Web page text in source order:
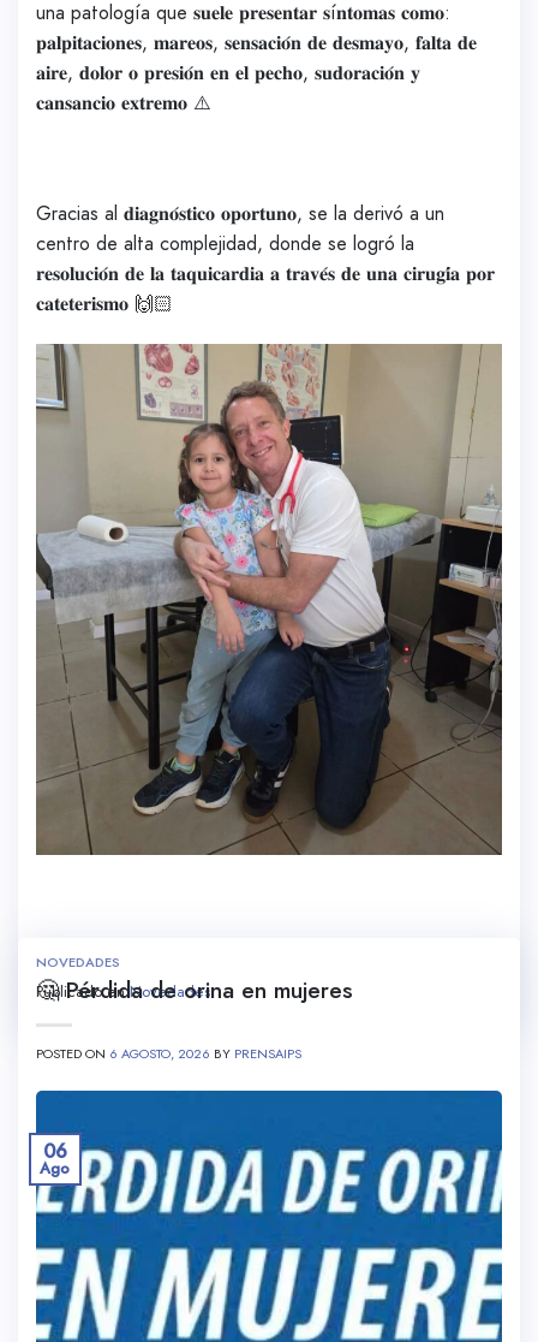
una patología que 𝐬𝐮𝐞𝐥𝐞 𝐩𝐫𝐞𝐬𝐞𝐧𝐭𝐚𝐫 𝐬í𝐧𝐭𝐨𝐦𝐚𝐬 𝐜𝐨𝐦𝐨:
𝐩𝐚𝐥𝐩𝐢𝐭𝐚𝐜𝐢𝐨𝐧𝐞𝐬, 𝐦𝐚𝐫𝐞𝐨𝐬, 𝐬𝐞𝐧𝐬𝐚𝐜𝐢𝐨́𝐧 𝐝𝐞 𝐝𝐞𝐬𝐦𝐚𝐲𝐨, 𝐟𝐚𝐥𝐭𝐚 𝐝𝐞
𝐚𝐢𝐫𝐞, 𝐝𝐨𝐥𝐨𝐫 𝐨 𝐩𝐫𝐞𝐬𝐢𝐨́𝐧 𝐞𝐧 𝐞𝐥 𝐩𝐞𝐜𝐡𝐨, 𝐬𝐮𝐝𝐨𝐫𝐚𝐜𝐢𝐨́𝐧 𝐲
𝐜𝐚𝐧𝐬𝐚𝐧𝐜𝐢𝐨 𝐞𝐱𝐭𝐫𝐞𝐦𝐨 ⚠️
Gracias al 𝐝𝐢𝐚𝐠𝐧𝐨́𝐬𝐭𝐢𝐜𝐨 𝐨𝐩𝐨𝐫𝐭𝐮𝐧𝐨, se la derivó a un
centro de alta complejidad, donde se logró la
𝐫𝐞𝐬𝐨𝐥𝐮𝐜𝐢𝐨́𝐧 𝐝𝐞 𝐥𝐚 𝐭𝐚𝐪𝐮𝐢𝐜𝐚𝐫𝐝𝐢𝐚 𝐚 𝐭𝐫𝐚𝐯𝐞́𝐬 𝐝𝐞 𝐮𝐧𝐚 𝐜𝐢𝐫𝐮𝐠𝐢́𝐚 𝐩𝐨𝐫
𝐜𝐚𝐭𝐞𝐭𝐞𝐫𝐢𝐬𝐦𝐨 🙌🏻
Publicado enNovedades
NOVEDADES
🤔 Pérdida de orina en mujeres
POSTED ON 6 AGOSTO, 2026 BY PRENSAIPS
06
Ago